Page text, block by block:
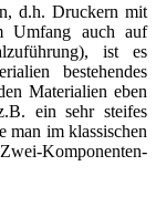
d.h. Druckern mit
Umfang auch auf
ist es
bestehendes
Materialien eben
ein sehr steifes
man im klassischen
Komponenten-